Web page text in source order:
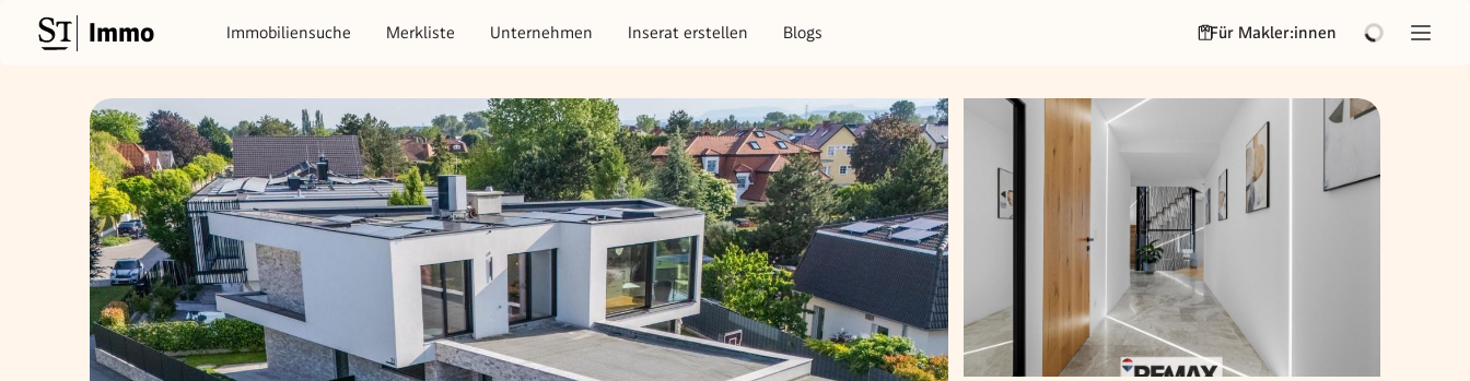
Immo Immobiliensuche Merkliste Unternehmen Inserat erstellen Blogs Für Makler:innen